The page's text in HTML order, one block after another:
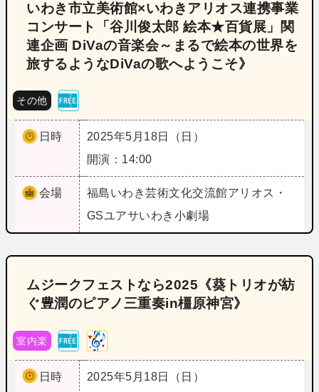
いわき市立美術館×いわきアリオス連携事業
コンサート「谷川俊太郎 絵本★百貨展」関
連企画 DiVaの音楽会～まるで絵本の世界を
旅するようなDiVaの歌へようこそ》
その他
日時
2025年5月18日（日）
開演：14:00
会場 福島いわき芸術文化交流館アリオス・
GSユアサいわき小劇場
ムジークフェストなら2025《葵トリオが紡
ぐ豊潤のピアノ三重奏in橿原神宮》
室内楽
日時
2025年5月18日（日）